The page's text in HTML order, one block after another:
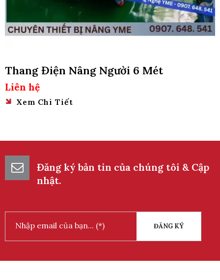
Thang Điện Nâng Người 6 Mét
Liên hệ
Xem Chi Tiết
Đăng ký bản tin của chúng tôi & Cập
nhật.
ĐĂNG KÝ